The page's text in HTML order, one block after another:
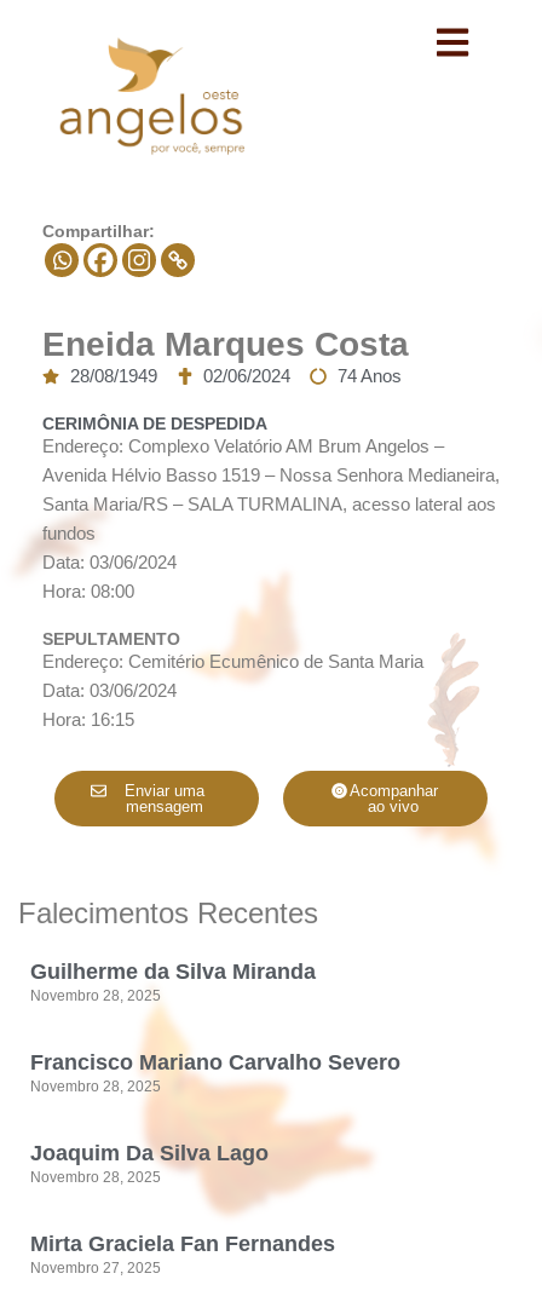
Compartilhar:
Eneida Marques Costa
28/08/1949 02/06/2024 74 Anos
CERIMÔNIA DE DESPEDIDA
Endereço: Complexo Velatório AM Brum Angelos –
Avenida Hélvio Basso 1519 – Nossa Senhora Medianeira,
Santa Maria/RS – SALA TURMALINA, acesso lateral aos
fundos
Data: 03/06/2024
Hora: 08:00
SEPULTAMENTO
Endereço: Cemitério Ecumênico de Santa Maria
Data: 03/06/2024
Hora: 16:15
Enviar uma
mensagem
Acompanhar
ao vivo
Falecimentos Recentes
Guilherme da Silva Miranda
Novembro 28, 2025
Francisco Mariano Carvalho Severo
Novembro 28, 2025
Joaquim Da Silva Lago
Novembro 28, 2025
Mirta Graciela Fan Fernandes
Novembro 27, 2025